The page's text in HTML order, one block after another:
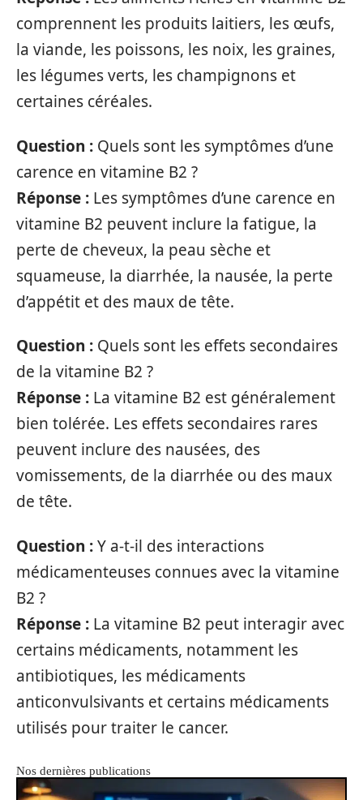
comprennent les produits laitiers, les œufs,
la viande, les poissons, les noix, les graines,
les légumes verts, les champignons et
certaines céréales.
Question : Quels sont les symptômes d’une
carence en vitamine B2 ?
Réponse : Les symptômes d’une carence en
vitamine B2 peuvent inclure la fatigue, la
perte de cheveux, la peau sèche et
squameuse, la diarrhée, la nausée, la perte
d’appétit et des maux de tête.
Question : Quels sont les effets secondaires
de la vitamine B2 ?
Réponse : La vitamine B2 est généralement
bien tolérée. Les effets secondaires rares
peuvent inclure des nausées, des
vomissements, de la diarrhée ou des maux
de tête.
Question :Y a-t-il des interactions
médicamenteuses connues avec la vitamine
B2 ?
Réponse : La vitamine B2 peut interagir avec
certains médicaments, notamment les
antibiotiques, les médicaments
anticonvulsivants et certains médicaments
utilisés pour traiter le cancer.
Nos dernières publications